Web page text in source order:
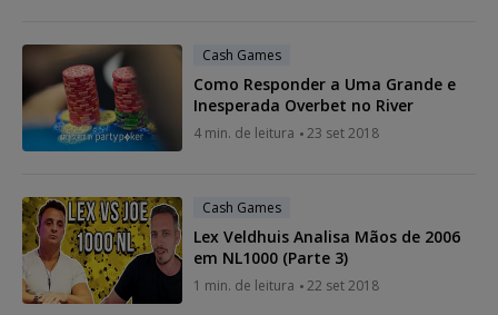
Cash Games
Como Responder a Uma Grande e
Inesperada Overbet no River
4 min. de leitura 23 set 2018
Cash Games
Lex Veldhuis Analisa Mãos de 2006
em NL1000 (Parte 3)
1 min. de leitura 22 set 2018